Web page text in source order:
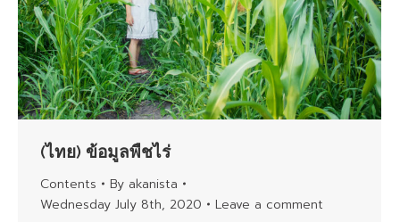
(ไทย) ข้อมูลพืชไร่
Contents By akanista
Wednesday July 8th, 2020
Leave a comment